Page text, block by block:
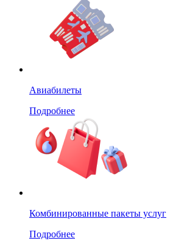
Авиабилеты
Подробнее
Комбинированные пакеты услуг
Подробнее